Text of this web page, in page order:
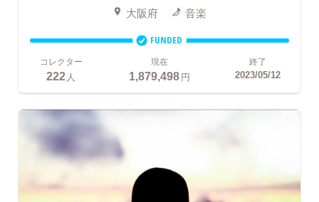
大阪府 音楽
FUNDED
コレクター
222 人
現在
1,879,498円
終了
2023/05/12